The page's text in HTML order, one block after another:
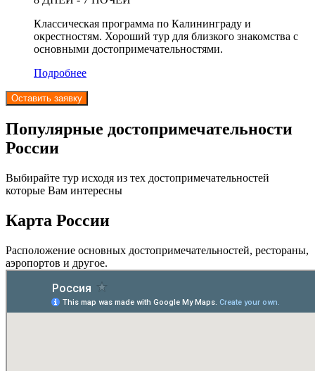
Классическая программа по Калининграду и
окрестностям. Хороший тур для близкого знакомства с
основными достопримечательностями.
Подробнее
Оставить заявку
Популярные достопримечательности
России
Выбирайте тур исходя из тех достопримечательностей
которые Вам интересны
Карта России
Расположение основных достопримечательностей, рестораны,
аэропортов и другое.